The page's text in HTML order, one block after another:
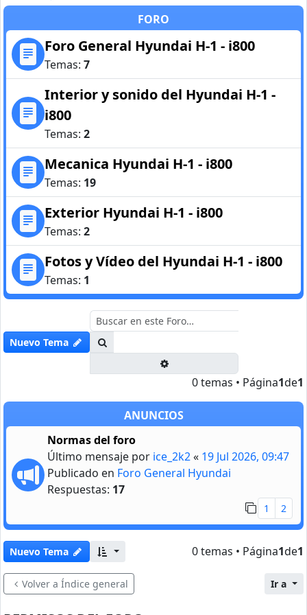
FORO
Foro General Hyundai H-1 - i800
Temas: 7
Interior y sonido del Hyundai H-1 -
i800
Temas: 2
Mecanica Hyundai H-1 - i800
Temas: 19
Exterior Hyundai H-1 - i800
Temas: 2
Fotos y Vídeo del Hyundai H-1 - i800
Temas: 1
Nuevo Tema
0 temas • Página1de1
ANUNCIOS
Normas del foro
Último mensaje por ice_2k2« 19 Jul 2026, 09:47
Publicado en Foro General Hyundai
Respuestas: 17
1 2
Nuevo Tema 0 temas • Página1de1
Volver a Índice general Ir a